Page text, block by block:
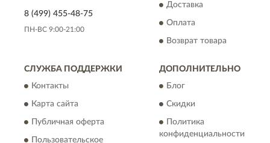
8 (499) 455-48-75
ПН-ВС 9:00-21:00
Доставка
Оплата
Возврат товара
СЛУЖБА ПОДДЕРЖКИ
Контакты
Карта сайта
Публичная оферта
Пользовательское
ДОПОЛНИТЕЛЬНО
Блог
Скидки
Политика
конфиденциальности